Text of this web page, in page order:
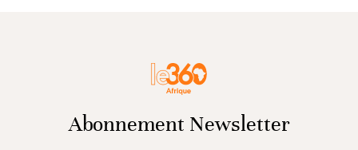
Abonnement Newsletter